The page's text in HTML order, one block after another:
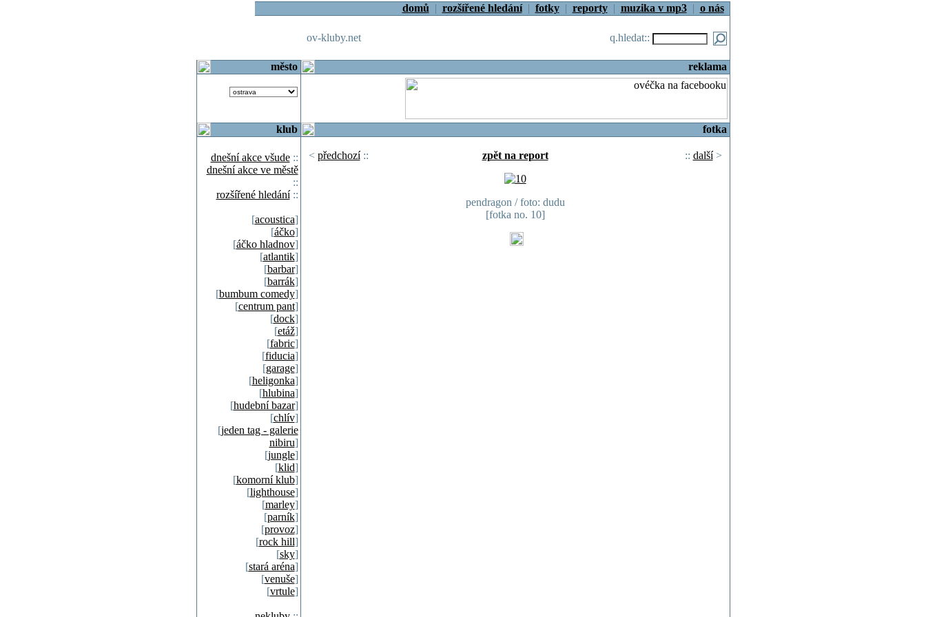
domů | rozšířené hledání| fotky| reporty| muzika v mp3| o nás
ov-kluby.net q.hledat::
město reklama
klub
dnešní akce všude::
dnešní akce ve městě
::
rozšířené hledání::
[acoustica]
[áčko]
[áčko hladnov]
[atlantik]
[barbar]
[barrák]
[bumbum comedy]
[centrum pant]
[dock]
[etáž]
[fabric]
[fiducia]
[garage]
[heligonka]
[hlubina]
[hudební bazar]
[chlív]
[jeden tag - galerie
nibiru]
[jungle]
[klid]
[komorní klub]
[lighthouse]
[marley]
[parník]
[provoz]
[rock hill]
[sky]
[stará aréna]
[venuše]
[vrtule]
fotka
< předchozí:: zpět na report :: další>
pendragon / foto: dudu
[fotka no. 10]